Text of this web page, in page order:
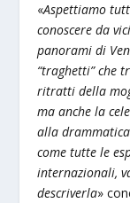
«Aspettiamo
conoscere da
panorami di
“traghetti” che
ritratti della
ma anche la
alla
come tutte le
internazionali,
descriverla»